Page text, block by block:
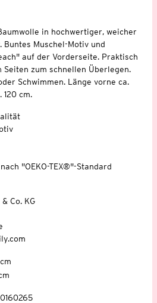
in hochwertiger, weicher
Muschel-Motiv und
auf der Vorderseite. Praktisch
Seiten zum schnellen Überlegen.
Schwimmen. Länge vorne ca.
120 cm.
"OEKO-TEX®"-Standard
Co. KG